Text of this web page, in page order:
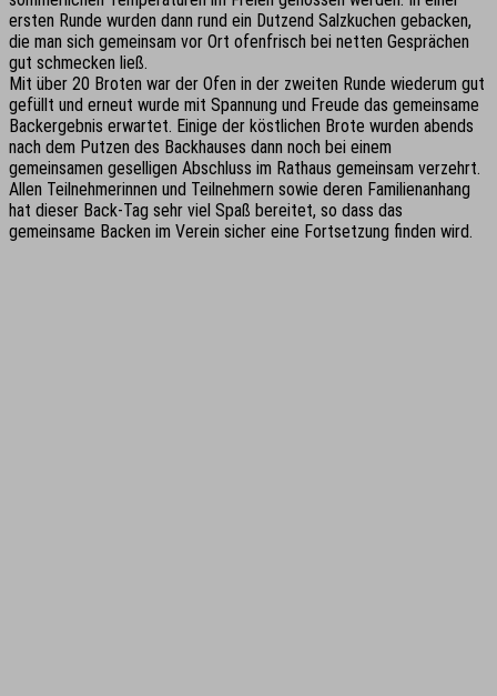
ersten Runde wurden dann rund ein Dutzend Salzkuchen gebacken,
die man sich gemeinsam vor Ort ofenfrisch bei netten Gesprächen
gut schmecken ließ.
Mit über 20 Broten war der Ofen in der zweiten Runde wiederum gut
gefüllt und erneut wurde mit Spannung und Freude das gemeinsame
Backergebnis erwartet. Einige der köstlichen Brote wurden abends
nach dem Putzen des Backhauses dann noch bei einem
gemeinsamen geselligen Abschluss im Rathaus gemeinsam verzehrt.
Allen Teilnehmerinnen und Teilnehmern sowie deren Familienanhang
hat dieser Back-Tag sehr viel Spaß bereitet, so dass das
gemeinsame Backen im Verein sicher eine Fortsetzung finden wird.